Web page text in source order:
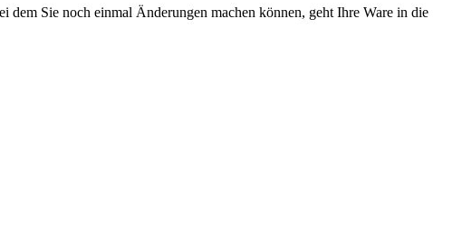
Sie noch einmal Änderungen machen können, geht Ihre Ware in die